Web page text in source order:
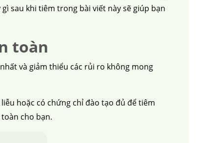
sau khi tiêm trong bài viết này sẽ giúp bạn
toàn
và giảm thiểu các rủi ro không mong
hoặc có chứng chỉ đào tạo đủ để tiêm
cho bạn.